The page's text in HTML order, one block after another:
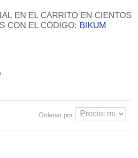
EN EL CARRITO EN CIENTOS
CON EL CÓDIGO: BIKUM
Ordenar por